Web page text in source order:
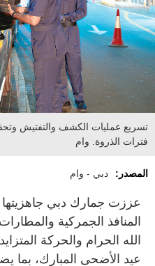
تسريع عمليات الكشف والتفتيش
فترات الذروة. وام
المصدر: دبي - وام
عززت جمارك دبي جاهزيتها
المنافذ الجمركية
الله الحرام والحركة
عيد الأضحى المبارك، بما